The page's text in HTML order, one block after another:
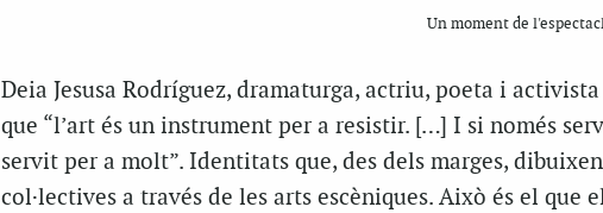
Un moment de
Deia Jesusa Rodríguez, dramaturga, actriu, poeta i
que “l’art és un instrument per a resistir. […] I si només
servit per a molt”. Identitats que, des dels marges,
col·lectives a través de les arts escèniques. Això és el que